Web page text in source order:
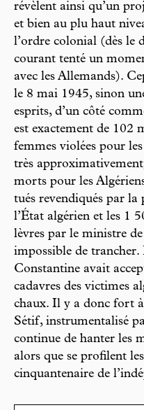
révèlent ainsi qu’un
et bien au plu haut
l’ordre colonial (dès le
courant tenté un
avec les Allemands).
le 8 mai 1945, sinon
esprits, d’un côté
est exactement de 102
femmes violées pour
très
morts pour les
tués revendiqués par la
l’État algérien et les 1
lèvres par le ministre
impossible de trancher.
Constantine avait
cadavres des victimes
chaux. Il y a donc fort
Sétif, instrumentalisé
continue de hanter les
alors que se profilent
cinquantenaire de